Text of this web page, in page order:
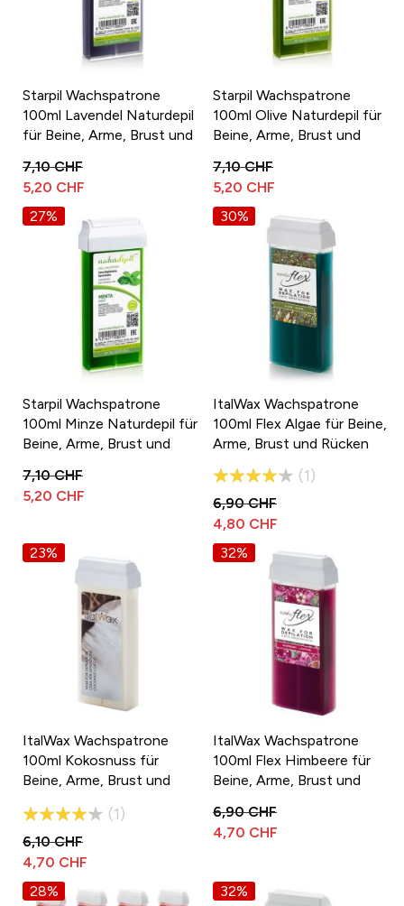
Starpil Wachspatrone
100ml Lavendel Naturdepil
für Beine, Arme, Brust und
5,20 CHF
7,10 CHF
Starpil Wachspatrone
100ml Olive Naturdepil für
Beine, Arme, Brust und
5,20 CHF
7,10 CHF
27%
Starpil Wachspatrone
100ml Minze Naturdepil für
Beine, Arme, Brust und
5,20 CHF
7,10 CHF
30%
ItalWax Wachspatrone
100ml Flex Algae für Beine,
Arme, Brust und Rücken
Bewertung:
80%
1
4,80 CHF
6,90 CHF
23%
ItalWax Wachspatrone
100ml Kokosnuss für
Beine, Arme, Brust und
Bewertung:
80%
1
4,70 CHF
6,10 CHF
32%
ItalWax Wachspatrone
100ml Flex Himbeere für
Beine, Arme, Brust und
4,70 CHF
6,90 CHF
28% 32%